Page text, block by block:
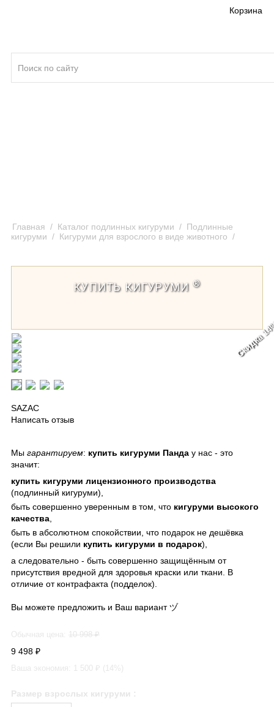
Корзина
Главная / Каталог подлинных кигуруми / Подлинные
кигуруми / Кигуруми для взрослого в виде животного /
КУПИТЬ КИГУРУМИ ®
Скидка
SAZAC
Написать отзыв
Мы гарантируем: купить кигуруми Панда у нас - это
значит:
купить кигуруми лицензионного производства
(подлинный кигуруми),
быть совершенно уверенным в том, что кигуруми высокого
качества
быть в абсолютном спокойствии, что подарок не дешёвка
(если Вы решили купить кигуруми в подарок),
а следовательно - быть совершенно защищённым от
присутствия вредной для здоровья краски или ткани. В
отличие от контрафакта (подделок).
Вы можете предложить и Ваш вариант ヅ
Обычная цена: 10 998 ₽
9 498 ₽
Ваша экономия: 1 500 ₽ ( 14 %)
Размер взрослых кигуруми :